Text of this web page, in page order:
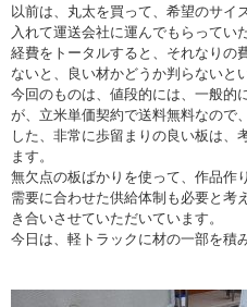
以前は、丸太を買って、希望のサイ
入れて運送会社に運んでもらってい
経費をトータルすると、それなりの
ないと、良い材かどうか判らないと
今回のものは、値段的には、一般的
が、立米単価契約で送料無料なので
した、非常に歩留まりの良い板は、
ます。
無欠点の板ばかりを使って、作品作
需要に合わせた供給体制も必要と考
き合いさせていただいています。
今日は、軽トラックに材の一部を積